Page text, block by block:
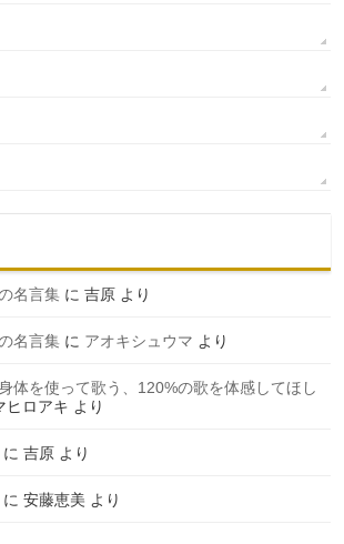
名言集 に吉原 より
名言集 に アオキシュウマ より
体を使って歌う、120%の歌を体感してほし
ヒロアキ より
に吉原 より
に安藤恵美 より